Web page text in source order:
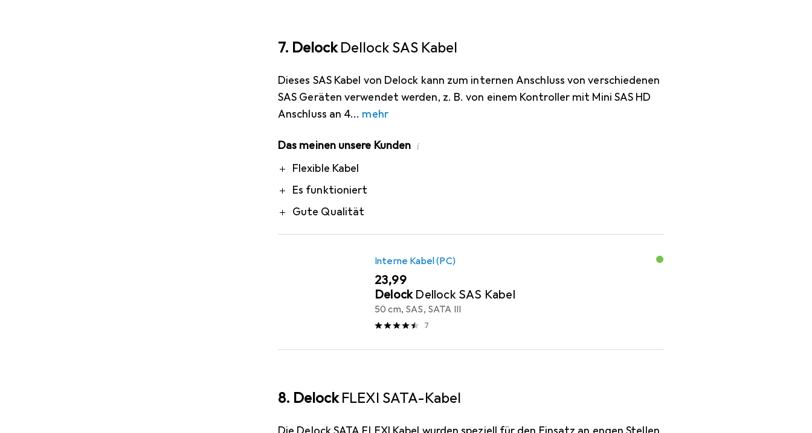
7. DelockDellock SAS Kabel
Dieses SAS Kabel von Delock kann zum internen Anschluss von verschiedenen
SAS Geräten verwendet werden, z. B. von einem Kontroller mit Mini SAS HD
Anschluss an 4
mehr
Das meinen unsere Kunden i
ProFlexible Kabel
Es funktioniert
Gute Qualität
Interne Kabel (PC)
EUR
23,99
Delock Dellock SAS Kabel
50 cm, SAS, SATA III
7
8. DelockFLEXI SATA-Kabel